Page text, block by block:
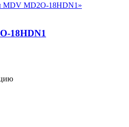
18HDN1